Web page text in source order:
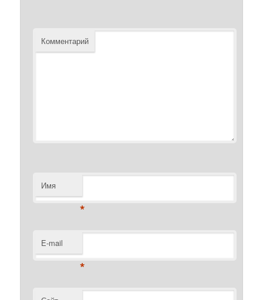
Комментарий
Имя
*
E-mail
*